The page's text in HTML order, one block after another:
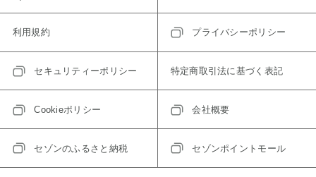
利用規約 プライバシーポリシー
セキュリティーポリシー 特定商取引法に基づく表記
Cookieポリシー 会社概要
セゾンのふるさと納税 セゾンポイントモール